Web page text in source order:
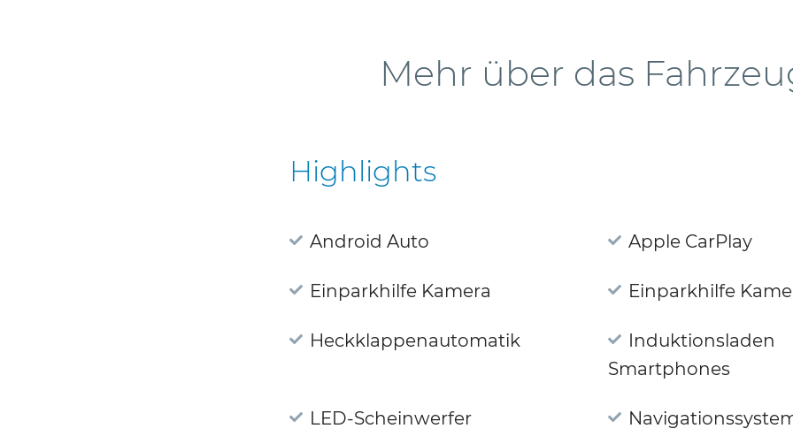
Mehr über das
Highlights
Android Auto Apple CarPlay
Einparkhilfe Kamera Einparkhilfe
Heckklappenautomatik
Induktionsladen
Smartphones
LED-Scheinwerfer